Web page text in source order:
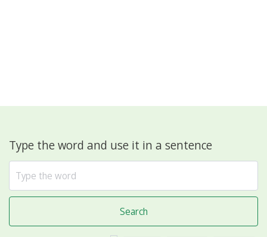
Type the word and use it in a sentence
Search